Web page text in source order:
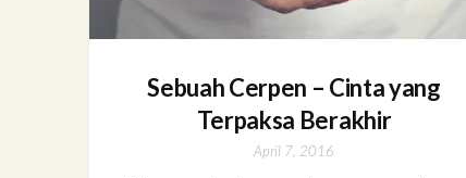
Sebuah Cerpen – Cinta yang
Terpaksa Berakhir
April 7, 2016